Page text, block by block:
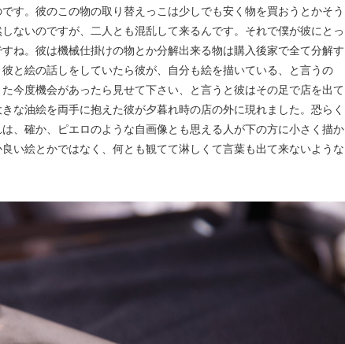
す。彼のこの物の取り替えっこは少しでも安く物を買おうとかそう
ないのですが、二人とも混乱して来るんです。それで僕が彼にとっ
ね。彼は機械仕掛けの物とか分解出来る物は購入後家で全て分解す
と絵の話しをしていたら彼が、自分も絵を描いている、と言うの
今度機会があったら見せて下さい、と言うと彼はその足で店を出て
な油絵を両手に抱えた彼が夕暮れ時の店の外に現れました。恐らく
、確か、ピエロのような自画像とも思える人が下の方に小さく描か
い絵とかではなく、何とも観てて淋しくて言葉も出て来ないような